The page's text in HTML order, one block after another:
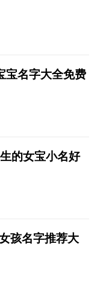
宝名字大全免费
的女宝小名好
孩名字推荐大